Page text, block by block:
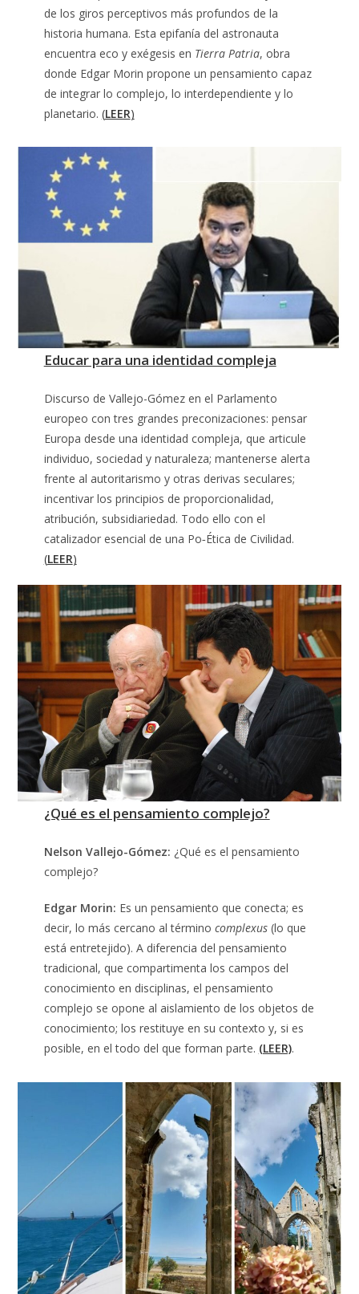
de los giros perceptivos más profundos de la
historia humana. Esta epifanía del astronauta
encuentra eco y exégesis en Tierra Patria, obra
donde Edgar Morin propone un pensamiento capaz
de integrar lo complejo, lo interdependiente y lo
planetario. (LEER)
Educar para una identidad compleja
Discurso de Vallejo-Gómez en el Parlamento
europeo con tres grandes preconizaciones: pensar
Europa desde una identidad compleja, que articule
individuo, sociedad y naturaleza; mantenerse alerta
frente al autoritarismo y otras derivas seculares;
incentivar los principios de proporcionalidad,
atribución, subsidiariedad. Todo ello con el
catalizador esencial de una Po‑Ética de Civilidad.
(LEER)
¿Qué es el pensamiento complejo?
Nelson Vallejo-Gómez: ¿Qué es el pensamiento
complejo?
Edgar Morin: Es un pensamiento que conecta; es
decir, lo más cercano al término complexus (lo que
está entretejido). A diferencia del pensamiento
tradicional, que compartimenta los campos del
conocimiento en disciplinas, el pensamiento
complejo se opone al aislamiento de los objetos de
conocimiento; los restituye en su contexto y, si es
posible, en el todo del que forman parte. (LEER).